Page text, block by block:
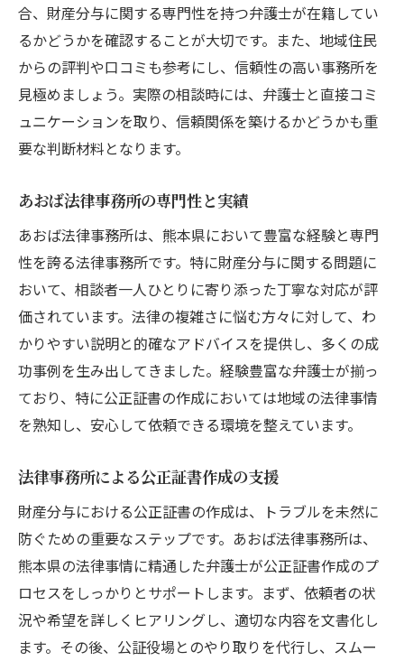
合、財産分与に関する専門性を持つ弁護士が在籍してい
るかどうかを確認することが大切です。また、地域住民
からの評判や口コミも参考にし、信頼性の高い事務所を
見極めましょう。実際の相談時には、弁護士と直接コミ
ュニケーションを取り、信頼関係を築けるかどうかも重
要な判断材料となります。
あおば法律事務所の専門性と実績
あおば法律事務所は、熊本県において豊富な経験と専門
性を誇る法律事務所です。特に財産分与に関する問題に
おいて、相談者一人ひとりに寄り添った丁寧な対応が評
価されています。法律の複雑さに悩む方々に対して、わ
かりやすい説明と的確なアドバイスを提供し、多くの成
功事例を生み出してきました。経験豊富な弁護士が揃っ
ており、特に公正証書の作成においては地域の法律事情
を熟知し、安心して依頼できる環境を整えています。
法律事務所による公正証書作成の支援
財産分与における公正証書の作成は、トラブルを未然に
防ぐための重要なステップです。あおば法律事務所は、
熊本県の法律事情に精通した弁護士が公正証書作成のプ
ロセスをしっかりとサポートします。まず、依頼者の状
況や希望を詳しくヒアリングし、適切な内容を文書化し
ます。その後、公証役場とのやり取りを代行し、スムー